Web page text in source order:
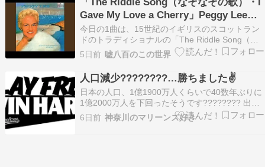
右します。及川投手の頼もしさが改めて際立っ
た、価値ある火消し…
Gave My Love a Cherry」Peggy Lee、
Sam Cooke、Joan Baez & Pete Seeger
今日の1曲は、15世紀のイギリスのスコットラン
ドのトラディショナルの「The Riddle Song（な
ぞなぞの歌）・I Gave My Love a Cherry」で
す。「どうして種のないサクランボがあるのだろ
う？どうして骨のない鶏があるのだろう？どうし
て終わりのない指輪がある…
5日前 嘘八百のこの世界
人口減少????????…勝ちました✌️
日本の人口、1億1900万人くらいで40数年ぶりに
1億2000万人を下回ったそうです???????? 出生
率は右肩下がりが続いていますから、ま、そうだ
ろうなぁ〜とは思いましたが･･･ 現状、日本の人
6日前 神奈川のマリーンズ好き